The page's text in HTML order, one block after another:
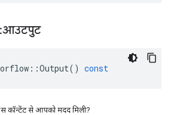
आउटपुट
::Output() const
कॉन्टेंट से आपको मदद मिली?